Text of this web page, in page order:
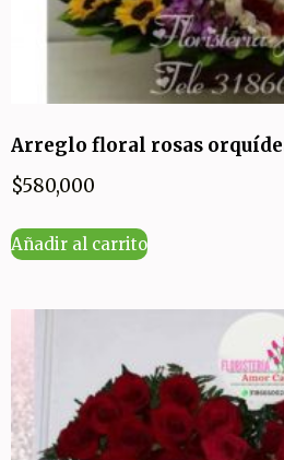
Arreglo floral rosas
$580,000
Añadir al carrito